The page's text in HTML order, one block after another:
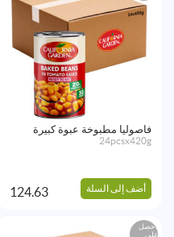
فاصوليا مطبوخة عبوة كبيرة
24pcsx420g
أضف إلى السلة 124.63
احصل
على